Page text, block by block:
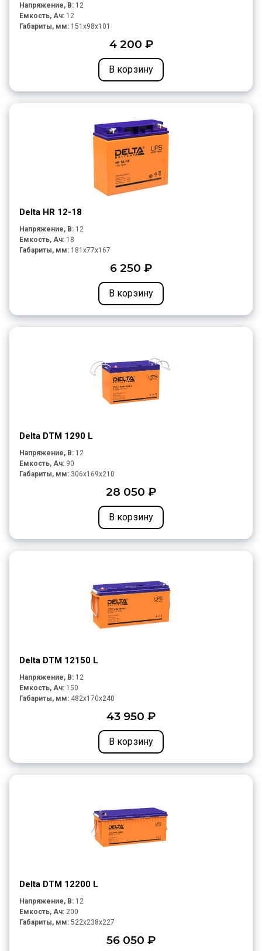
Напряжение, В: 12
Емкость, Ач: 12
Габариты, мм: 151x98x101
4 200 ₽
В корзину
Delta HR 12-18
Напряжение, В: 12
Емкость, Ач: 18
Габариты, мм: 181x77x167
6 250 ₽
В корзину
Delta DTM 1290 L
Напряжение, В: 12
Емкость, Ач: 90
Габариты, мм: 306x169x210
28 050 ₽
В корзину
Delta DTM 12150 L
Напряжение, В: 12
Емкость, Ач: 150
Габариты, мм: 482x170x240
43 950 ₽
В корзину
Delta DTM 12200 L
Напряжение, В: 12
Емкость, Ач: 200
Габариты, мм: 522x238x227
56 050 ₽